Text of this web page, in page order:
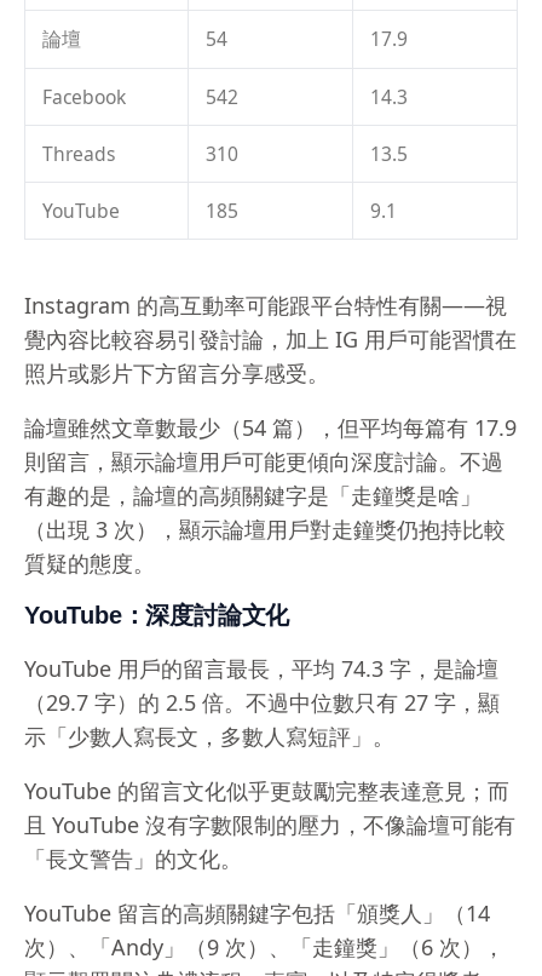
論壇 54 17.9
Facebook 542 14.3
Threads 310 13.5
YouTube 185 9.1
Instagram 的高互動率可能跟平台特性有關——視
覺內容比較容易引發討論，加上 IG 用戶可能習慣在
照片或影片下方留言分享感受。
論壇雖然文章數最少（54 篇），但平均每篇有 17.9
則留言，顯示論壇用戶可能更傾向深度討論。不過
有趣的是，論壇的高頻關鍵字是「走鐘獎是啥」
（出現 3 次），顯示論壇用戶對走鐘獎仍抱持比較
質疑的態度。
YouTube：深度討論文化
YouTube 用戶的留言最長，平均 74.3 字，是論壇
（29.7 字）的 2.5 倍。不過中位數只有 27 字，顯
示「少數人寫長文，多數人寫短評」。
YouTube 的留言文化似乎更鼓勵完整表達意見；而
且 YouTube 沒有字數限制的壓力，不像論壇可能有
「長文警告」的文化。
YouTube 留言的高頻關鍵字包括「頒獎人」（14
次）、「Andy」（9 次）、「走鐘獎」（6 次），